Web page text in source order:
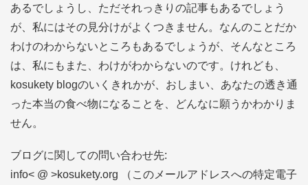
あるでしょうし、ただそれっきりの記事もあるでしょう
が、私にはその見分けがよくつきません。なんのことだか
わけのわからないところもあるでしょうが、そんなところ
は、私にもまた、わけがわからないのです。けれども、
kosukety blogのいくきれかが、おしまい、あなたの透き通
った本当の食べ物になることを、どんなに願うかわかりま
せん。
ブログに関しての問い合わせ先:
info< @ >kosukety.org （このメールアドレスへの特定電子